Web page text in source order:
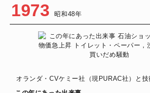
1973 昭和48年
オランダ・CVケミー社（現PURAC社）と技